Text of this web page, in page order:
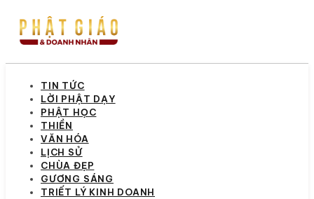
TIN TỨC
LỜI PHẬT DẠY
PHẬT HỌC
THIỀN
VĂN HÓA
LỊCH SỬ
CHÙA ĐẸP
GƯƠNG SÁNG
TRIẾT LÝ KINH DOANH